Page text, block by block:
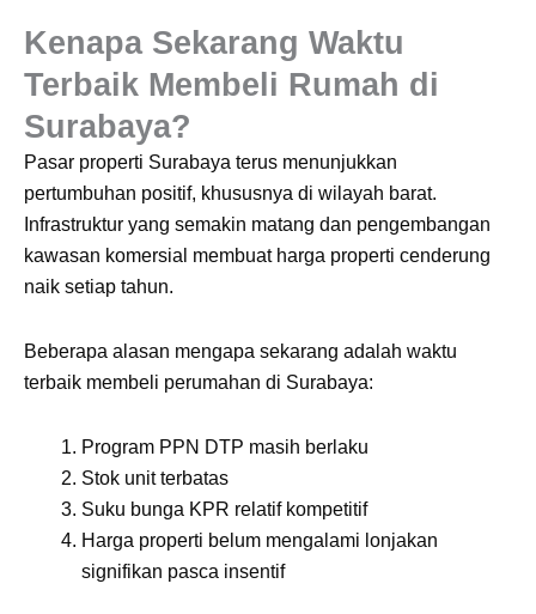
Kenapa Sekarang Waktu
Terbaik Membeli Rumah di
Surabaya?
Pasar properti Surabaya terus menunjukkan
pertumbuhan positif, khususnya di wilayah barat.
Infrastruktur yang semakin matang dan pengembangan
kawasan komersial membuat harga properti cenderung
naik setiap tahun.
Beberapa alasan mengapa sekarang adalah waktu
terbaik membeli perumahan di Surabaya:
Program PPN DTP masih berlaku
Stok unit terbatas
Suku bunga KPR relatif kompetitif
Harga properti belum mengalami lonjakan
signifikan pasca insentif